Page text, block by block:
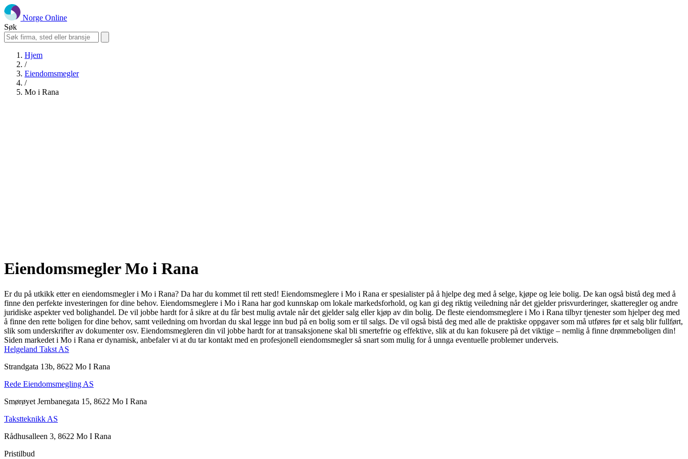
Norge Online
Søk
Hjem
/
Eiendomsmegler
/
Mo i Rana
Eiendomsmegler Mo i Rana
Er du på utkikk etter en eiendomsmegler i Mo i Rana? Da har du kommet til rett sted! Eiendomsmeglere i Mo i Rana er spesialister på å hjelpe deg med å selge, kjøpe og leie bolig. De kan også bistå deg med å
finne den perfekte investeringen for dine behov. Eiendomsmeglere i Mo i Rana har god kunnskap om lokale markedsforhold, og kan gi deg riktig veiledning når det gjelder prisvurderinger, skatteregler og andre
juridiske aspekter ved bolighandel. De vil jobbe hardt for å sikre at du får best mulig avtale når det gjelder salg eller kjøp av din bolig. De fleste eiendomsmeglere i Mo i Rana tilbyr tjenester som hjelper deg med
å finne den rette boligen for dine behov, samt veiledning om hvordan du skal legge inn bud på en bolig som er til salgs. De vil også bistå deg med alle de praktiske oppgaver som må utføres før et salg blir fullført,
slik som underskrifter av dokumenter osv. Eiendomsmegleren din vil jobbe hardt for at transaksjonene skal bli smertefrie og effektive, slik at du kan fokusere på det viktige – nemlig å finne drømmeboligen din!
Siden markedet i Mo i Rana er dynamisk, anbefaler vi at du tar kontakt med en profesjonell eiendomsmegler så snart som mulig for å unnga eventuelle problemer underveis.
Helgeland Takst AS
Strandgata 13b, 8622 Mo I Rana
Rede Eiendomsmegling AS
Smørøyet Jernbanegata 15, 8622 Mo I Rana
Takstteknikk AS
Rådhusalleen 3, 8622 Mo I Rana
Pristilbud